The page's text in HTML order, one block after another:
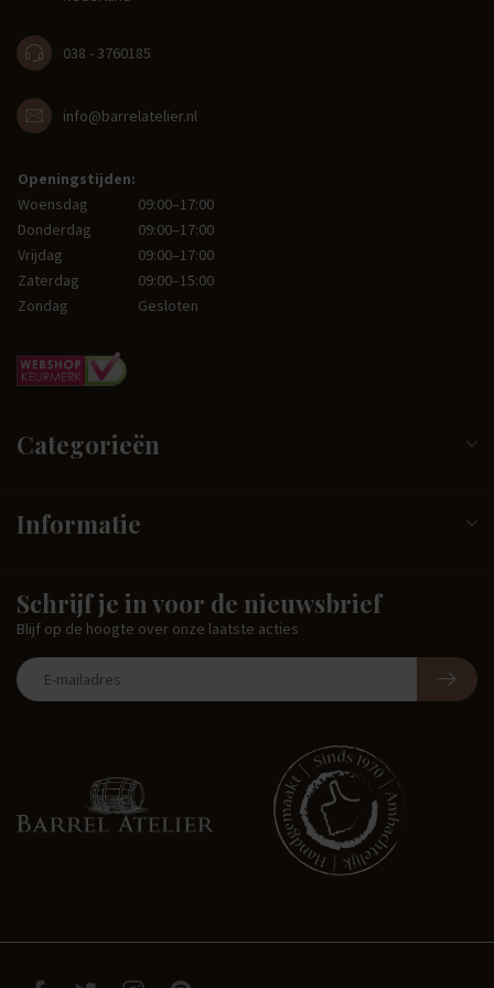
038 - 3760185
info@barrelatelier.nl
Openingstijden:
Woensdag
09:00–17:00
Donderdag
09:00–17:00
Vrijdag
09:00–17:00
Zaterdag
09:00–15:00
Zondag
Gesloten
Categorieën
Informatie
Schrijf je in voor de nieuwsbrief
Blijf op de hoogte over onze laatste acties